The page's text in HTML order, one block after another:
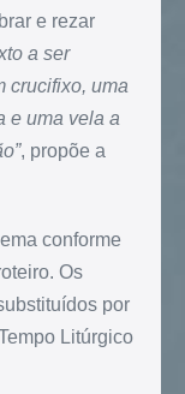
e rezar
a ser
crucifixo, uma
e uma vela a
, propõe a
conforme
Os
por
Litúrgico